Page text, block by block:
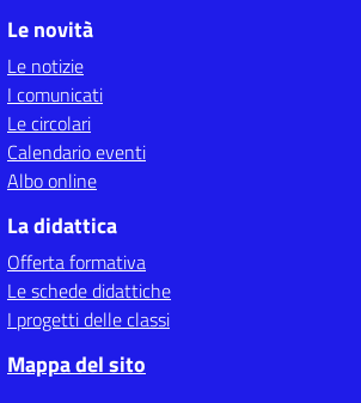
Le novità
Le notizie
I comunicati
Le circolari
Calendario eventi
Albo online
La didattica
Offerta formativa
Le schede didattiche
I progetti delle classi
Mappa del sito